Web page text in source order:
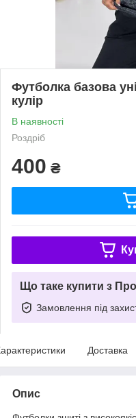
Футболка базова
кулір
В наявності
Роздріб
400 ₴
Що таке купити з
Замовлення під
Доставка
Опис